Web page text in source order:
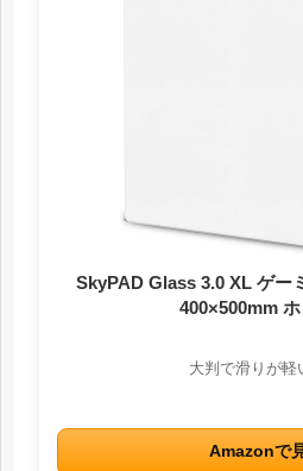
SkyPAD Glass 3.0 XL ゲー
400×500mm ホ
大判で滑りが軽
Amazonで